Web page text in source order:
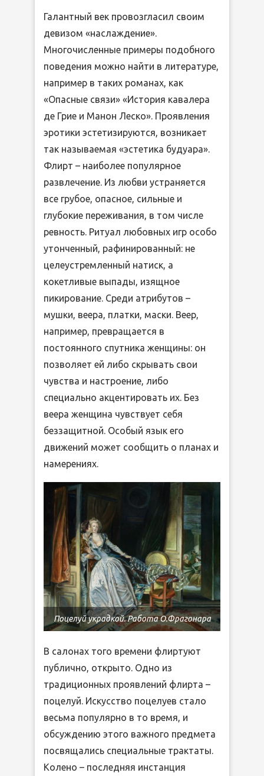
Галантный век провозгласил своим
девизом «наслаждение».
Многочисленные примеры подобного
поведения можно найти в литературе,
например в таких романах, как
«Опасные связи» «История кавалера
де Грие и Манон Леско». Проявления
эротики эстетизируются, возникает
так называемая «эстетика будуара».
Флирт – наиболее популярное
развлечение. Из любви устраняется
все грубое, опасное, сильные и
глубокие переживания, в том числе
ревность. Ритуал любовных игр особо
утонченный, рафинированный: не
целеустремленный натиск, а
кокетливые выпады, изящное
пикирование. Среди атрибутов –
мушки, веера, платки, маски. Веер,
например, превращается в
постоянного спутника женщины: он
позволяет ей либо скрывать свои
чувства и настроение, либо
специально акцентировать их. Без
веера женщина чувствует себя
беззащитной. Особый язык его
движений может сообщить о планах и
намерениях.
Поцелуй украдкой. Работа О.Фрагонара
В салонах того времени флиртуют
публично, открыто. Одно из
традиционных проявлений флирта –
поцелуй. Искусство поцелуев стало
весьма популярно в то время, и
обсуждению этого важного предмета
посвящались специальные трактаты.
Колено – последняя инстанция